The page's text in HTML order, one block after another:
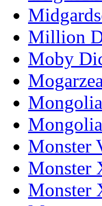
Million
Moby
Monster
Monster
Monster